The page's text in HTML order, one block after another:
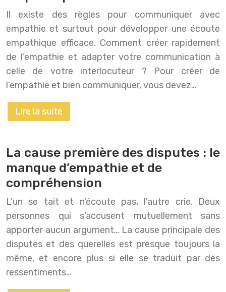
Il existe des règles pour communiquer avec
empathie et surtout pour développer une écoute
empathique efficace. Comment créer rapidement
de l’empathie et adapter votre communication à
celle de votre interlocuteur ? Pour créer de
l’empathie et bien communiquer, vous devez…
Lire la suite
La cause première des disputes : le
manque d’empathie et de
compréhension
L’un se tait et n’écoute pas, l’autre crie. Deux
personnes qui s’accusent mutuellement sans
apporter aucun argument… La cause principale des
disputes et des querelles est presque toujours la
même, et encore plus si elle se traduit par des
ressentiments…